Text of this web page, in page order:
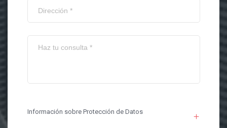
Información sobre Protección de Datos